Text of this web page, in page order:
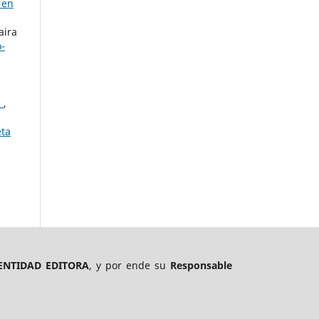
,
EDITORA, y por ende su Responsable